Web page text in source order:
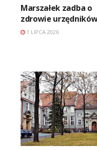
Marszałek zadba o
zdrowie
1 LIPCA 2026